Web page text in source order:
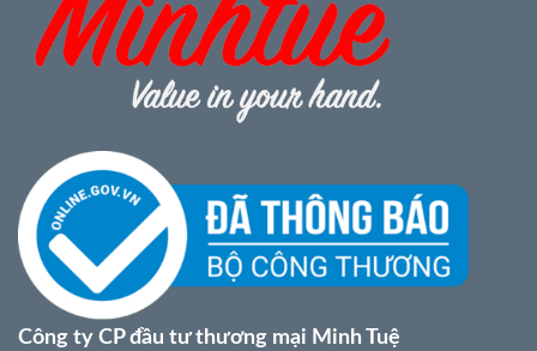
Công ty CP đầu tư thương mại Minh Tuệ